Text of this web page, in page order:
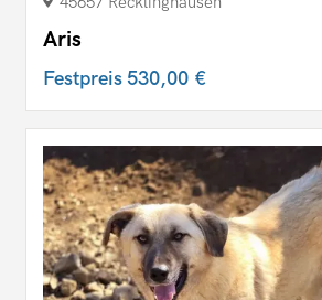
Aris
Festpreis530,00 €